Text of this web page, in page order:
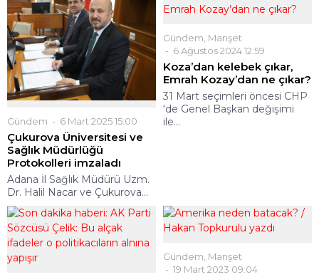
Gündem 6 Mart 2025 15:00
Çukurova Üniversitesi ve
Sağlık Müdürlüğü
Protokolleri imzaladı
Adana İl Sağlık Müdürü Uzm.
Dr. Halil Nacar ve Çukurova...
Gündem Manşet
6 Ağustos 2024 12:59
Koza’dan kelebek çıkar,
Emrah Kozay’dan ne çıkar?
31 Mart seçimleri öncesi CHP
‘de Genel Başkan değişimi
ile...
Gündem Manşet
19 Mart 2023 09:04